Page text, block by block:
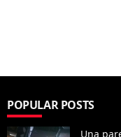
POPULAR POSTS
Una